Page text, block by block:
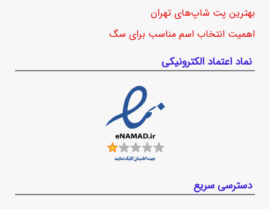
بهترین پت شاپ‌های تهران
اهمیت انتخاب اسم مناسب برای سگ
نماد اعتماد الکترونیکی
دسترسی سریع